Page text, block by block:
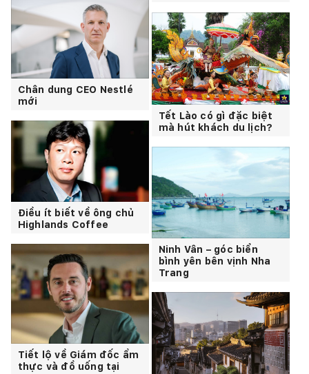
Chân dung CEO Nestlé
mới
Điều ít biết về ông chủ
Highlands Coffee
Tiết lộ về Giám đốc ẩm
thực và đồ uống tại
Tết Lào có gì đặc biệt
mà hút khách du lịch?
Ninh Vân – góc biển
bình yên bên vịnh Nha
Trang